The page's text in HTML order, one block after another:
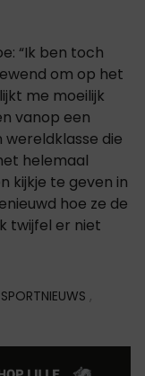
“Ik ben toch
om op het
me moeilijk
vanop een
die
helemaal
kijkje te geven in
hoe ze de
twijfel er niet
SPORTNIEUWS ,